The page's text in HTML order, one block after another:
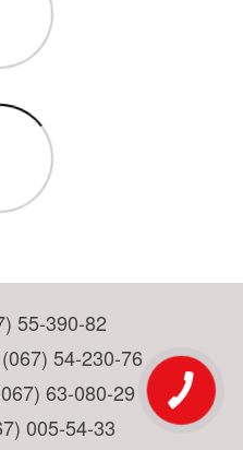
55-390-82
54-230-76
63-080-29
005-54-33